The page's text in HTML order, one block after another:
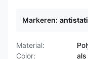
Markeren:
Material:
Color: